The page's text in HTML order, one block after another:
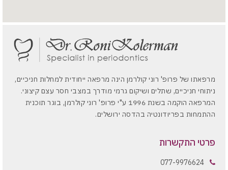
פרטי התקשרות
077-9976624
מרפאתו של פרופ' רוני קולרמן הינה מרפאה ייחודית למחלות חניכיים,
ניתוחי חניכיים, שתלים ושיקום גרמי מודרך במצבי חסר עצם קיצוני.
המרפאה הוקמה בשנת 1996 ע"י פרופ' רוני קולרמן, בוגר תוכנית
ההתמחות בפריודונטיה בהדסה ירושלים.